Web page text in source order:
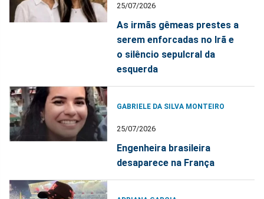
25/07/2026
As irmãs gêmeas prestes a
serem enforcadas no Irã e
o silêncio sepulcral da
esquerda
GABRIELE DA SILVA MONTEIRO
25/07/2026
Engenheira brasileira
desaparece na França